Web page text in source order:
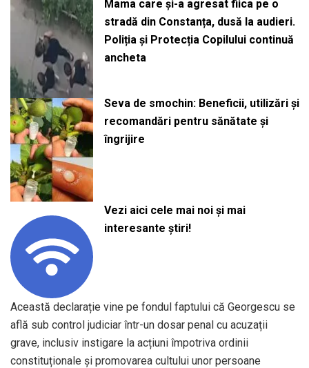
Mama care și-a agresat fiica pe o
stradă din Constanța, dusă la audieri.
Poliția și Protecția Copilului continuă
ancheta
Seva de smochin: Beneficii, utilizări și
recomandări pentru sănătate și
îngrijire
Vezi aici cele mai noi și mai
interesante știri!
Această declarație vine pe fondul faptului că Georgescu se
află sub control judiciar într-un dosar penal cu acuzații
grave, inclusiv instigare la acțiuni împotriva ordinii
constituționale și promovarea cultului unor persoane